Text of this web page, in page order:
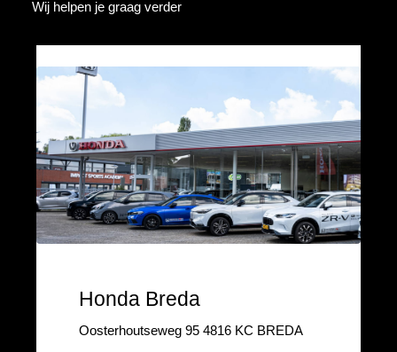
Wij helpen je graag verder
Honda Breda
Oosterhoutseweg 95 4816 KC BREDA